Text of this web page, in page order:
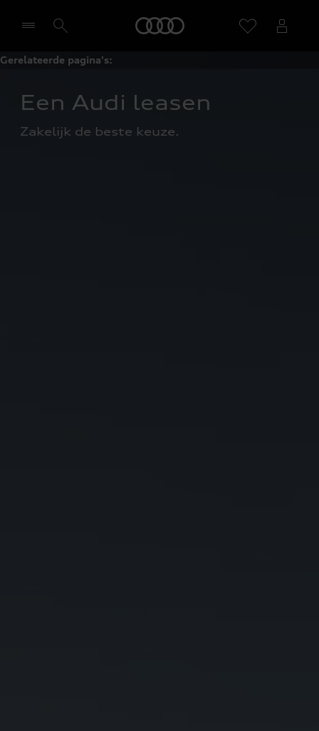
Gerelateerde pagina's:
Een Audi leasen
Zakelijk de beste keuze.